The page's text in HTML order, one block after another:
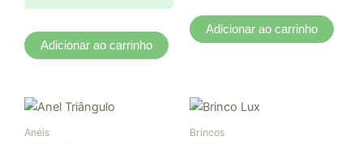
Adicionar ao carrinho
Adicionar ao carrinho
Anéis Brincos